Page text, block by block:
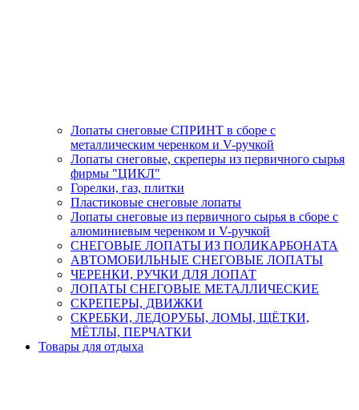
Лопаты снеговые СПРИНТ в сборе с
металлическим черенком и V-ручкой
Лопаты снеговые, скреперы из первичного сырья
фирмы "ЦИКЛ"
Горелки, газ, плитки
Пластиковые снеговые лопаты
Лопаты снеговые из первичного сырья в сборе с
алюминиевым черенком и V-ручкой
СНЕГОВЫЕ ЛОПАТЫ ИЗ ПОЛИКАРБОНАТА
АВТОМОБИЛЬНЫЕ СНЕГОВЫЕ ЛОПАТЫ
ЧЕРЕНКИ, РУЧКИ ДЛЯ ЛОПАТ
ЛОПАТЫ СНЕГОВЫЕ МЕТАЛЛИЧЕСКИЕ
СКРЕПЕРЫ, ДВИЖКИ
СКРЕБКИ, ЛЕДОРУБЫ, ЛОМЫ, ЩЁТКИ,
МЁТЛЫ, ПЕРЧАТКИ
Товары для отдыха